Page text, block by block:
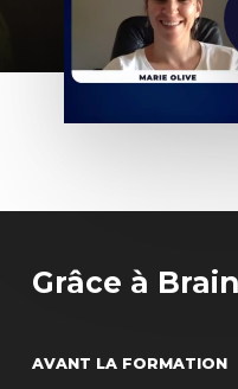
Grâce à
AVANT LA FORMATION